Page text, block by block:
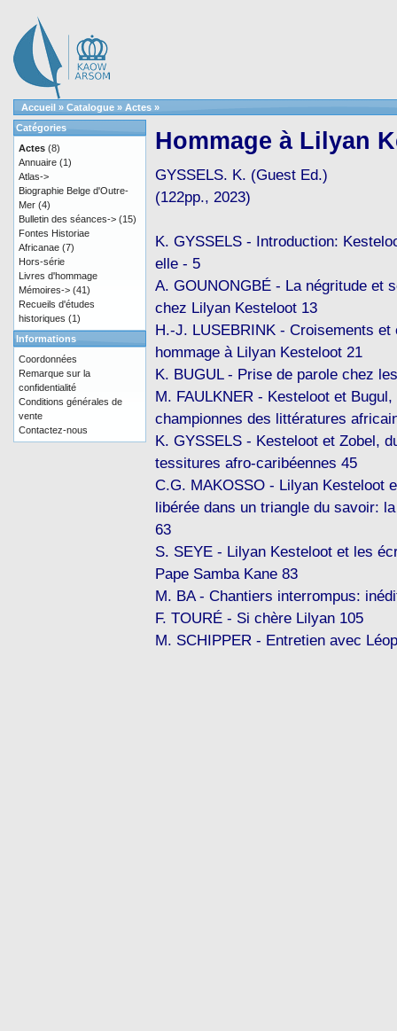
Accueil » Catalogue » Actes »
Hommage à Lilyan
GYSSELS. K. (Guest Ed.)
(122pp., 2023)
K. GYSSELS - Introduction:
elle - 5
A. GOUNONGBÉ - La négritude et
chez Lilyan Kesteloot 13
H.-J. LUSEBRINK - Croisements et
hommage à Lilyan Kesteloot 21
K. BUGUL - Prise de parole chez
M. FAULKNER - Kesteloot et Bugul,
championnes des littératures
K. GYSSELS - Kesteloot et Zobel,
tessitures afro-caribéennes 45
C.G. MAKOSSO - Lilyan Kesteloot
libérée dans un triangle du savoir:
63
S. SEYE - Lilyan Kesteloot et les
Pape Samba Kane 83
M. BA - Chantiers interrompus:
F. TOURÉ - Si chère Lilyan 105
M. SCHIPPER - Entretien avec
Catégories
Actes (8)
Annuaire (1)
Atlas->
Biographie Belge d'Outre-
Mer (4)
Bulletin des séances-> (15)
Fontes Historiae
Africanae (7)
Hors-série
Livres d'hommage
Mémoires-> (41)
Recueils d'études
historiques (1)
Informations
Coordonnées
Remarque sur la
confidentialité
Conditions générales de
vente
Contactez-nous